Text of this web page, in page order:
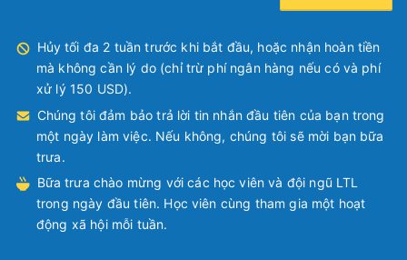
Hủy tối đa 2 tuần trước khi bắt đầu, hoặc nhận hoàn tiền
mà không cần lý do (chỉ trừ phí ngân hàng nếu có và phí
xử lý 150 USD).
Chúng tôi đảm bảo trả lời tin nhắn đầu tiên của bạn trong
một ngày làm việc. Nếu không, chúng tôi sẽ mời bạn bữa
trưa.
Bữa trưa chào mừng với các học viên và đội ngũ LTL
trong ngày đầu tiên. Học viên cùng tham gia một hoạt
động xã hội mỗi tuần.